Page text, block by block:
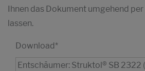
Ihnen das Dokument umgehend
lassen.
Download*